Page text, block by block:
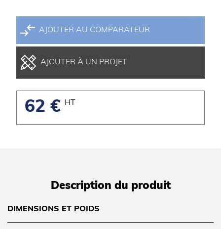
AJOUTER AU COMPARATEUR
AJOUTER À UN PROJET
62 € HT
Description du produit
DIMENSIONS ET POIDS